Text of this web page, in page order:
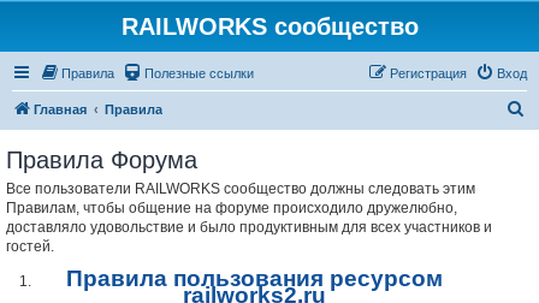
RAILWORKS сообщество
Правила Полезные ссылки Вход
Регистрация
Главная Правила
Правила Форума
Все пользователи RAILWORKS сообщество должны следовать этим
Правилам, чтобы общение на форуме происходило дружелюбно,
доставляло удовольствие и было продуктивным для всех участников и
гостей.
Правила пользования ресурсом
railworks2.ru